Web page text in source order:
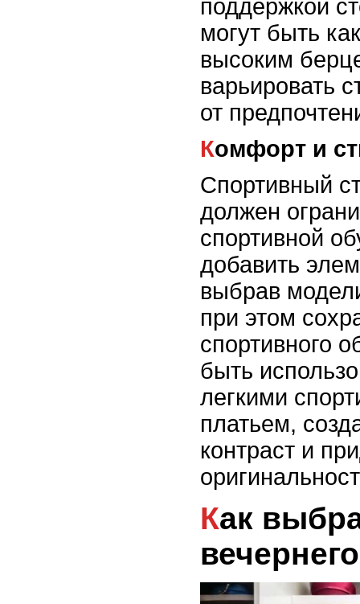
поддержкой
могут быть
высоким
варьировать
от
Комфорт и
Спортивный
должен
спортивной
добавить
выбрав
при этом
спортивного
быть
легкими
платьем,
контраст и
Как выбрать обувь для